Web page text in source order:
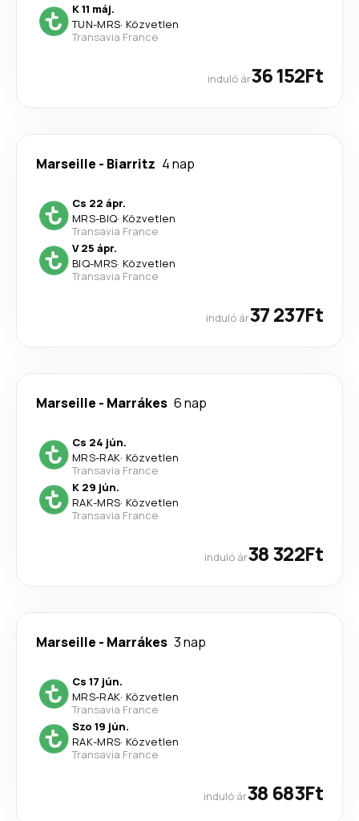
K 11 máj.
TUN-MRS· Közvetlen
Transavia France
induló ár36 152Ft
Marseille - Biarritz 4 nap
Cs 22 ápr.
MRS-BIQ· Közvetlen
Transavia France
V 25 ápr.
BIQ-MRS· Közvetlen
Transavia France
induló ár37 237Ft
Marseille - Marrákes 6 nap
Cs 24 jún.
MRS-RAK· Közvetlen
Transavia France
K 29 jún.
RAK-MRS· Közvetlen
Transavia France
induló ár38 322Ft
Marseille - Marrákes 3 nap
Cs 17 jún.
MRS-RAK· Közvetlen
Transavia France
Szo 19 jún.
RAK-MRS· Közvetlen
Transavia France
induló ár38 683Ft